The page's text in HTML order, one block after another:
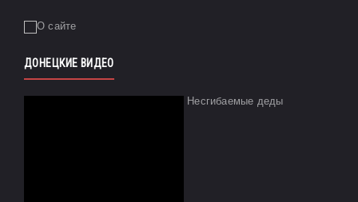
ДОНЕЦКИЕ ВИДЕО
Несгибаемые деды